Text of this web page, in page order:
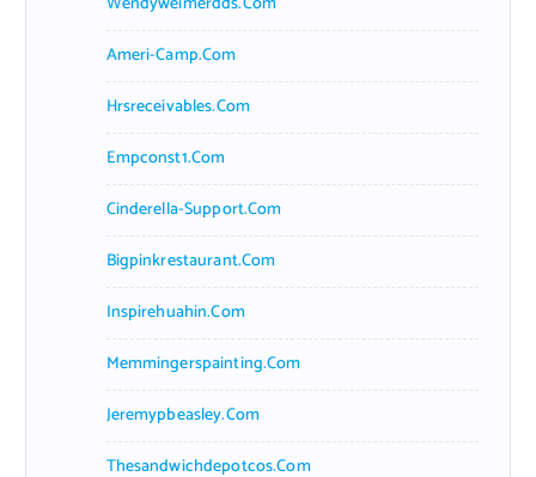
Ameri-Camp.com
Hrsreceivables.com
Empconst1.com
Cinderella-Support.com
Bigpinkrestaurant.com
Inspirehuahin.com
Memmingerspainting.com
Jeremypbeasley.com
Thesandwichdepotcos.com